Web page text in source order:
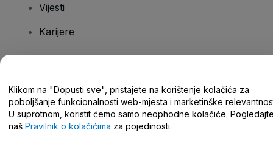
Vijesti
Karijere
Centar za pomoć/kontaktirajte nas
Klikom na "Dopusti sve", pristajete na korištenje kolačića za
poboljšanje funkcionalnosti web-mjesta i marketinške
U suprotnom, koristit ćemo samo neophodne kolačiće.
naš Pravilnik o kolačićima za pojedinosti.